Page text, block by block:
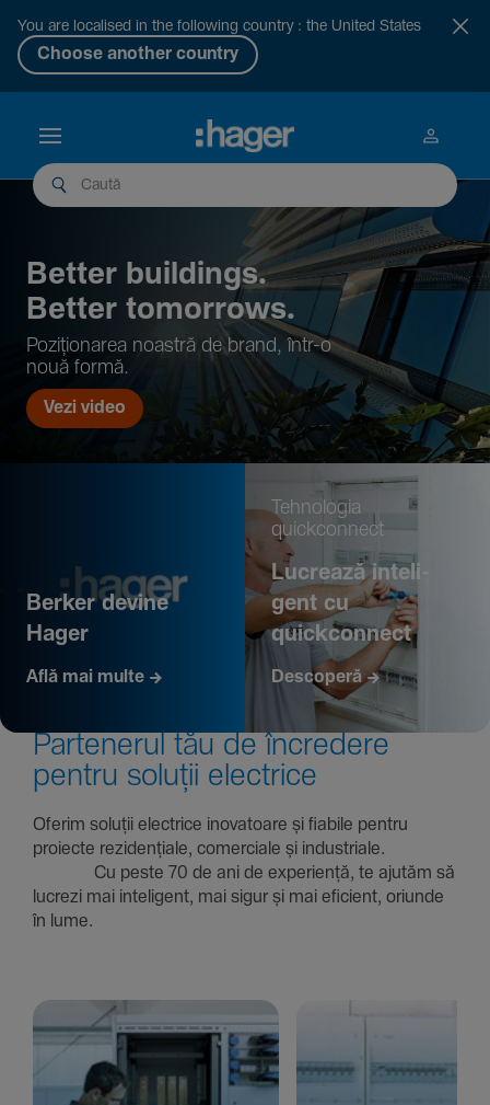
You are localised in the following country : the United States
Choose another country
Better buil­dings.
Better tomor­rows.
Pozi­țio­narea noastră de brand, într-o
nouă formă.
Vezi video
Berker devine
Hager
Află mai multe
Tehno­logia
quickconnect
Lucrează inte­li­
gent cu
quickconnect
Descoperă
Parte­nerul tău de încre­dere
pentru soluții electrice
Oferim soluții electrice inova­toare și fiabile pentru
proiecte rezi­den­țiale, comer­ciale și indus­triale.
Cu peste 70 de ani de expe­riență, te ajutăm să
lucrezi mai inte­li­gent, mai sigur și mai eficient, oriunde
în lume.